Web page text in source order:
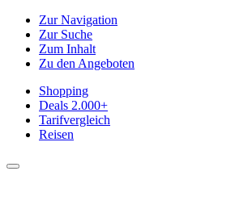
Zur Navigation
Zur Suche
Zum Inhalt
Zu den Angeboten
Shopping
Deals 2.000+
Tarifvergleich
Reisen